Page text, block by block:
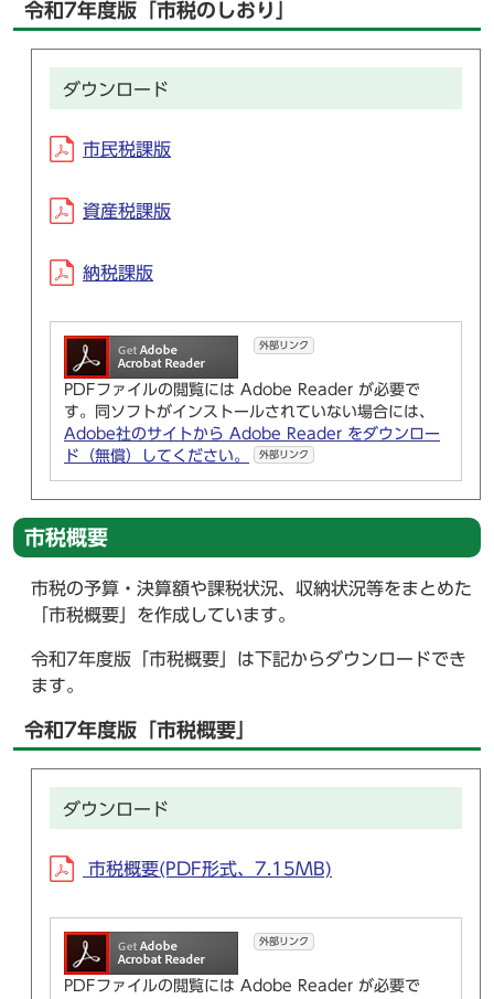
令和7年度版「市税のしおり」
ダウンロード
市民税課版
資産税課版
納税課版
外部リンク
PDFファイルの閲覧には Adobe Reader が必要で
す。同ソフトがインストールされていない場合には、
Adobe社のサイトから Adobe Reader をダウンロー
ド（無償）してください。
外部リンク
市税概要
市税の予算・決算額や課税状況、収納状況等をまとめた
「市税概要」を作成しています。
令和7年度版「市税概要」は下記からダウンロードでき
ます。
令和7年度版「市税概要」
ダウンロード
市税概要(PDF形式、7.15MB)
外部リンク
PDFファイルの閲覧には Adobe Reader が必要で